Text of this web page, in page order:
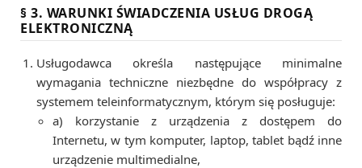
§ 3. WARUNKI ŚWIADCZENIA USŁUG DROGĄ
ELEKTRONICZNĄ
Usługodawca określa następujące minimalne
wymagania techniczne niezbędne do współpracy z
systemem teleinformatycznym, którym się posługuje:
a) korzystanie z urządzenia z dostępem do
Internetu, w tym komputer, laptop, tablet bądź inne
urządzenie multimedialne,